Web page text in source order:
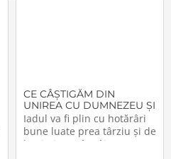
CE CÂŞTIGĂM DIN
UNIREA CU DUMNEZEU ŞI
CU FRAŢII (VI)
Iadul va fi plin cu hotărâri
bune luate prea târziu şi de
lacrimi nemângâiate